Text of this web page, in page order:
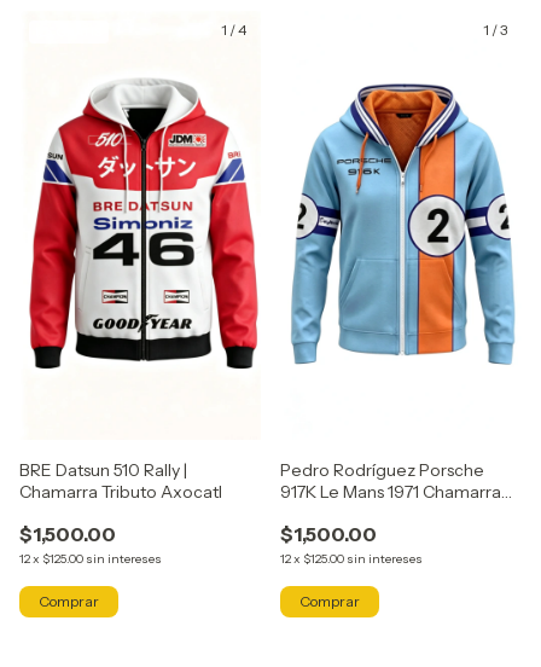
1 /4
BRE Datsun 510 Rally |
Chamarra Tributo Axocatl
$1,500.00
12x $125.00 sin intereses
Comprar
1 /3
Pedro Rodríguez Porsche
917K Le Mans 1971 Chamarra
$1,500.00
12x $125.00 sin intereses
Comprar